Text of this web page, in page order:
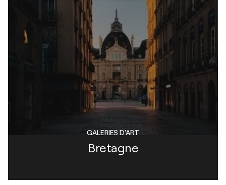
Bretagne
GALERIES D'ART